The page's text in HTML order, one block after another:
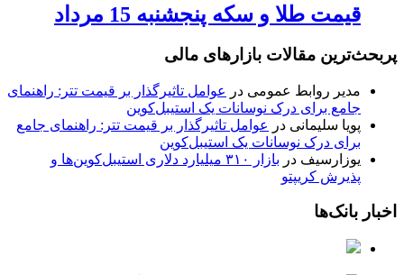
قیمت طلا و سکه پنجشنبه 15 مرداد
پربحث‌ترین مقالات بازارهای مالی
مدیر روابط عمومی در
عوامل تاثیرگذار بر قیمت تتر: راهنمای
جامع برای درک نوسانات یک استیبل‌کوین
پویا سلیمانی در
عوامل تاثیرگذار بر قیمت تتر: راهنمای جامع
برای درک نوسانات یک استیبل‌کوین
یوزارسیف در
بازار ۳۱۰ میلیارد دلاری استیبل‌کوین‌ها و
پذیرش کریپتو
اخبار بانک‌ها